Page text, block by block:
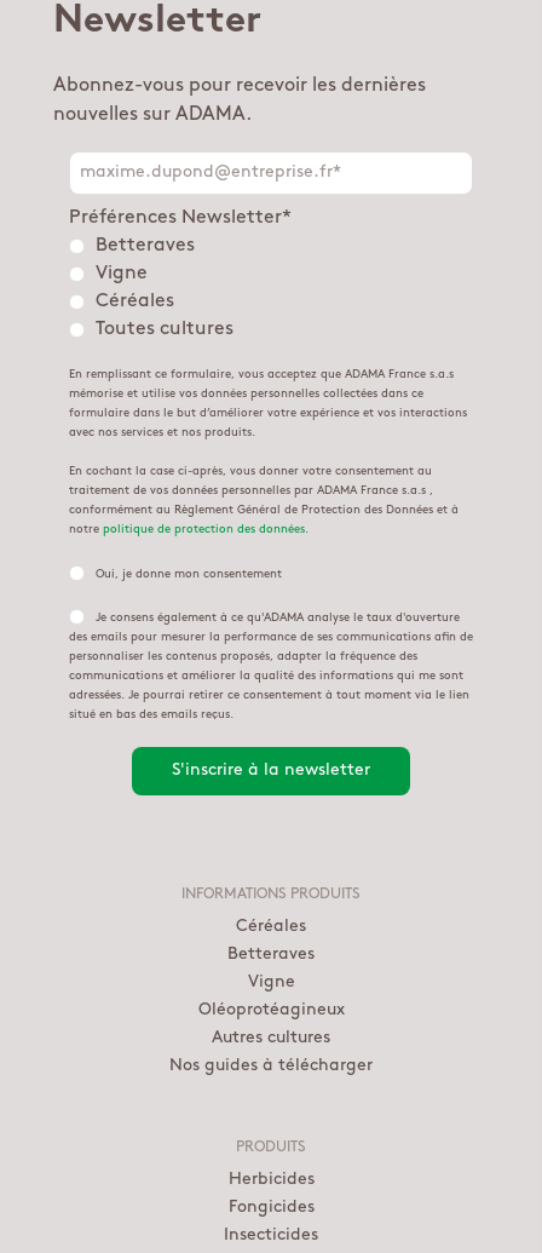
Newsletter
Abonnez-vous pour recevoir les dernières
nouvelles sur ADAMA.
Préférences Newsletter*
Betteraves
Vigne
Céréales
Toutes cultures
En remplissant ce formulaire, vous acceptez que ADAMA France s.a.s
mémorise et utilise vos données personnelles collectées dans ce
formulaire dans le but d’améliorer votre expérience et vos interactions
avec nos services et nos produits.
En cochant la case ci-après, vous donner votre consentement au
traitement de vos données personnelles par ADAMA France s.a.s ,
conformément au Règlement Général de Protection des Données et à
notre politique de protection des données.
Oui, je donne mon consentement
Je consens également à ce qu'ADAMA analyse le taux d'ouverture
des emails pour mesurer la performance de ses communications afin de
personnaliser les contenus proposés, adapter la fréquence des
communications et améliorer la qualité des informations qui me sont
adressées. Je pourrai retirer ce consentement à tout moment via le lien
situé en bas des emails reçus.
INFORMATIONS PRODUITS
Céréales
Betteraves
Vigne
Oléoprotéagineux
Autres cultures
Nos guides à télécharger
PRODUITS
Herbicides
Fongicides
Insecticides